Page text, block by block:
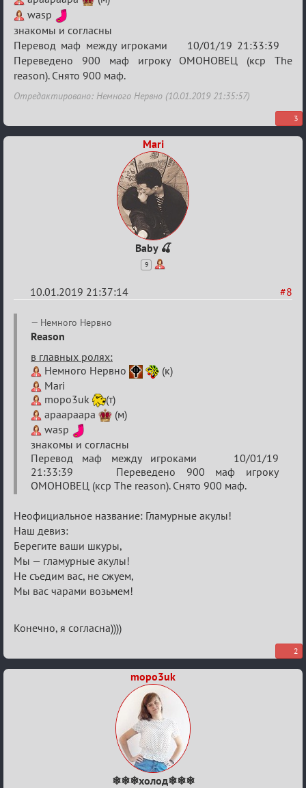
wasp
знакомы и согласны
Перевод маф между игроками 10/01/19 21:33:39
Переведено 900 маф игроку ОМОНОВЕЦ (кср The
reason). Снято 900 маф.
Отредактировано: Немного Нервно (10.01.2019 21:35:57)
3
Mari
Baby 🍒
9
#8
10.01.2019 21:37:14
Re:
VIII
Кубок
сумеречных
разборок
Немного Нервно
Reason
в главных ролях:
Немного Нервно
(к)
Mari
mopo3uk
(т)
apaapaapa
(м)
wasp
знакомы и согласны
Перевод маф между игроками 10/01/19
21:33:39 Переведено 900 маф игроку
ОМОНОВЕЦ (кср The reason). Снято 900 маф.
Неофициальное название: Гламурные акулы!
Наш девиз:
Берегите ваши шкуры,
Мы — гламурные акулы!
Не съедим вас, не сжуем,
Мы вас чарами возьмем!
Конечно, я согласна))))
2
mopo3uk
❄❄❄холод❄❄❄